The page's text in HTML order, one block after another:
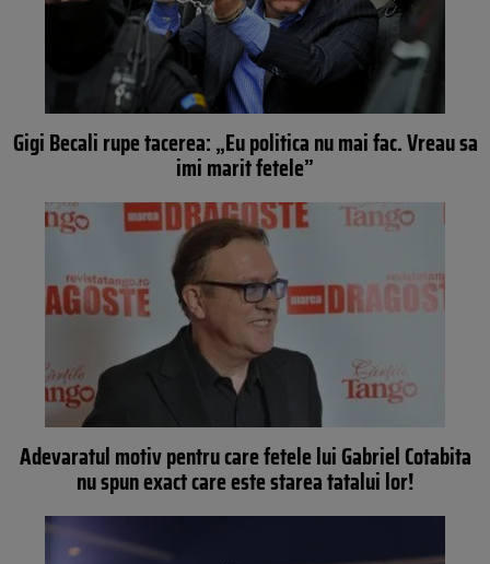
Gigi Becali rupe tacerea: „Eu politica nu mai fac. Vreau sa
imi marit fetele”
Adevaratul motiv pentru care fetele lui Gabriel Cotabita
nu spun exact care este starea tatalui lor!